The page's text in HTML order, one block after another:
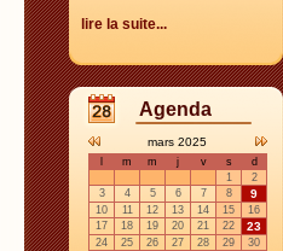
lire la suite...
Agenda
mars 2025
m m j v s
d
1
2
3
4 5 6 7 8 9
10 11 12 13 14 15
16
17
18 19 20 21 22 23
24 25 26 27 28 29
30